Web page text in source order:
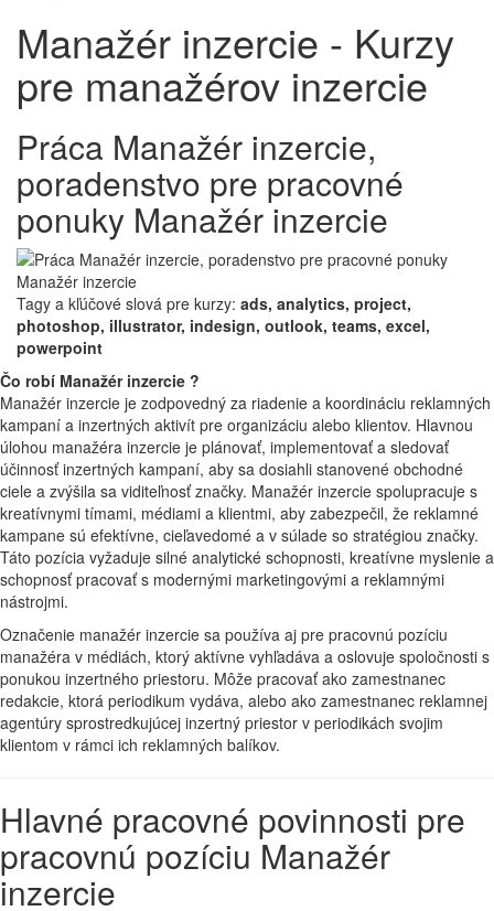
Manažér inzercie - Kurzy
pre manažérov inzercie
Práca Manažér inzercie,
poradenstvo pre pracovné
ponuky Manažér inzercie
Tagy a kľúčové slová pre kurzy: ads, analytics, project,
photoshop, illustrator, indesign, outlook, teams, excel,
powerpoint
Čo robí Manažér inzercie ?
Manažér inzercie je zodpovedný za riadenie a koordináciu reklamných
kampaní a inzertných aktivít pre organizáciu alebo klientov. Hlavnou
úlohou manažéra inzercie je plánovať, implementovať a sledovať
účinnosť inzertných kampaní, aby sa dosiahli stanovené obchodné
ciele a zvýšila sa viditeľnosť značky. Manažér inzercie spolupracuje s
kreatívnymi tímami, médiami a klientmi, aby zabezpečil, že reklamné
kampane sú efektívne, cieľavedomé a v súlade so stratégiou značky.
Táto pozícia vyžaduje silné analytické schopnosti, kreatívne myslenie a
schopnosť pracovať s modernými marketingovými a reklamnými
nástrojmi.
Označenie manažér inzercie sa používa aj pre pracovnú pozíciu
manažéra v médiách, ktorý aktívne vyhľadáva a oslovuje spoločnosti s
ponukou inzertného priestoru. Môže pracovať ako zamestnanec
redakcie, ktorá periodikum vydáva, alebo ako zamestnanec reklamnej
agentúry sprostredkujúcej inzertný priestor v periodikách svojim
klientom v rámci ich reklamných balíkov.
Hlavné pracovné povinnosti pre
pracovnú pozíciu Manažér
inzercie